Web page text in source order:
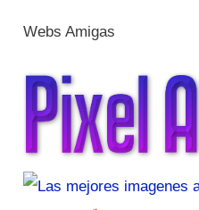
Webs Amigas